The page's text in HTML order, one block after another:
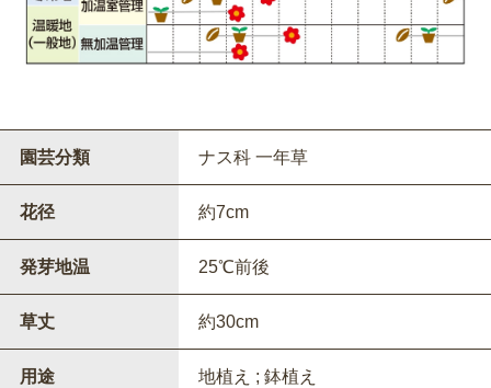
園芸分類 ナス科 一年草
花径 約7cm
発芽地温 25℃前後
草丈 約30cm
用途 地植え ; 鉢植え